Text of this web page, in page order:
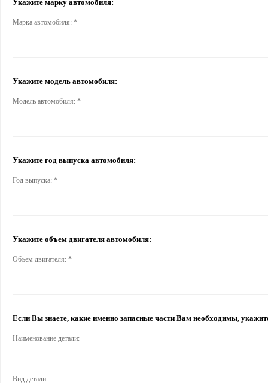
Укажите марку автомобиля:
Марка автомобиля: *
Укажите модель автомобиля:
Модель автомобиля: *
Укажите год выпуска автомобиля:
Год выпуска: *
Укажите объем двигателя автомобиля:
Объем двигателя: *
Если Вы знаете, какие именно запасные части Вам необходимы,
Наименование детали:
Вид детали: